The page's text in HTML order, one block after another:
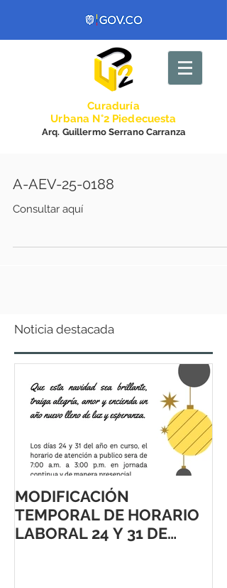
Curaduría
Urbana N°2 Piedecuesta
Arq. Guillermo Serrano Carranza
A-AEV-25-0188
Consultar aquí
Noticia destacada
MODIFICACIÓN
TEMPORAL DE HORARIO
LABORAL 24 Y 31 DE